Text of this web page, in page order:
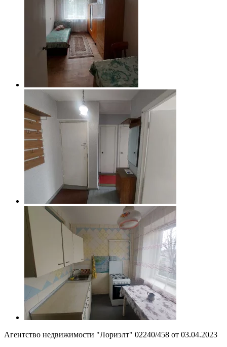
Агентство недвижимости "Лориэлт" 02240/458 от 03.04.2023